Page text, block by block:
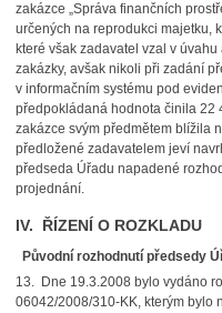
zakázce „Správa finančních
určených na reprodukci majetku,
které však zadavatel vzal v
zakázky, avšak nikoli při zadání
v informačním systému pod
předpokládaná hodnota činila 22
zakázce svým předmětem blížila
předložené zadavatelem jeví
předseda Úřadu napadené
projednání.
IV. ŘÍZENÍ O ROZKLADU
Původní rozhodnutí předsedy
13. Dne 19.3.2008 bylo vydáno
06042/2008/310-KK, kterým bylo